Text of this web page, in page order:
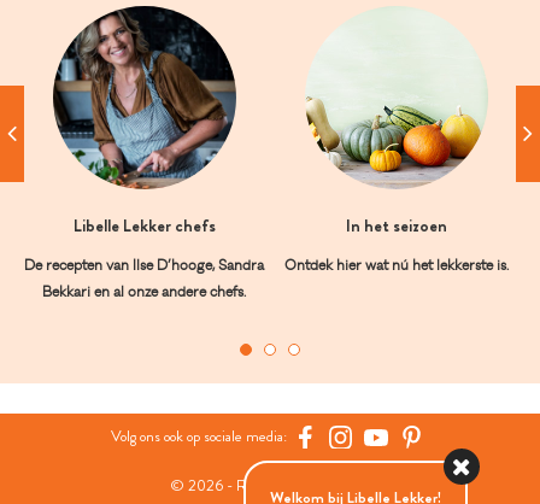
Libelle Lekker chefs
De recepten van Ilse D’hooge, Sandra
Bekkari en al onze andere chefs.
In het seizoen
Ontdek hier wat nú het lekkerste is.
Volg ons ook op sociale media:
© 2026 - Roularta Media Group
Welkom bij Libelle Lekker!